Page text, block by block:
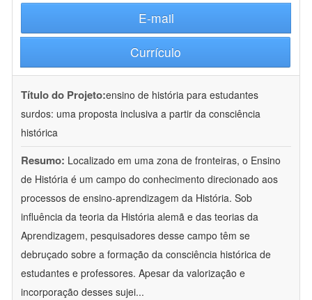
E-mail
Currículo
Título do Projeto:ensino de história para estudantes
surdos: uma proposta inclusiva a partir da consciência
histórica
Resumo: Localizado em uma zona de fronteiras, o Ensino
de História é um campo do conhecimento direcionado aos
processos de ensino-aprendizagem da História. Sob
influência da teoria da História alemã e das teorias da
Aprendizagem, pesquisadores desse campo têm se
debruçado sobre a formação da consciência histórica de
estudantes e professores. Apesar da valorização e
incorporação desses sujei...